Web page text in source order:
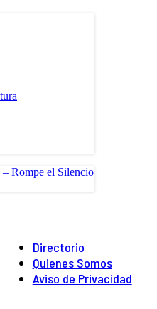
– Rompe el Silencio
Directorio
Quienes Somos
Aviso de Privacidad